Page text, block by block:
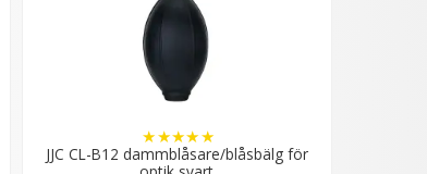
JJC CL-B12 dammblåsare/blåsbälg för
★★★★★